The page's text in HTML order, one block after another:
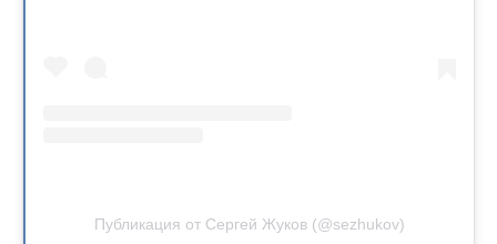
Публикация от Сергей Жуков (@sezhukov)